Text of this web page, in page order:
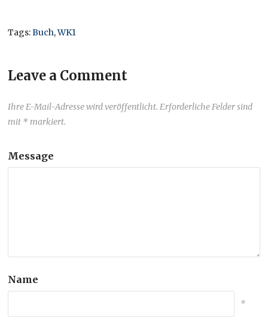
Tags:Buch,WK1
Leave a Comment
Ihre E-Mail-Adresse wird veröffentlicht. Erforderliche Felder sind
mit * markiert.
Message
Name
*